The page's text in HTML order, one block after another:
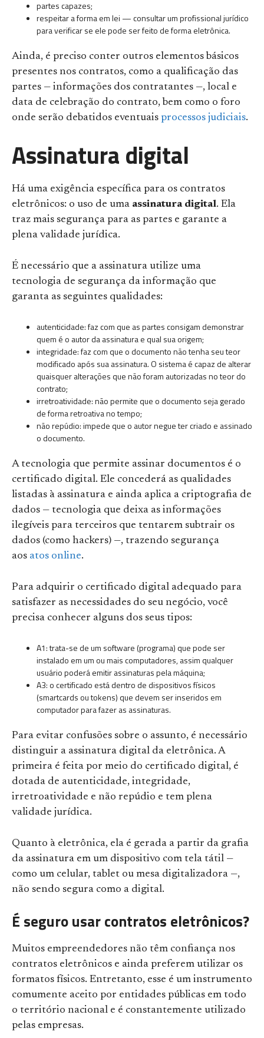
partes capazes;
respeitar a forma em lei — consultar um profissional jurídico
para verificar se ele pode ser feito de forma eletrônica.
Ainda, é preciso conter outros elementos básicos
presentes nos contratos, como a qualificação das
partes — informações dos contratantes —, local e
data de celebração do contrato, bem como o foro
onde serão debatidos eventuais processos judiciais.
Assinatura digital
Há uma exigência específica para os contratos
eletrônicos: o uso de uma assinatura digital. Ela
traz mais segurança para as partes e garante a
plena validade jurídica.
É necessário que a assinatura utilize uma
tecnologia de segurança da informação que
garanta as seguintes qualidades:
autenticidade: faz com que as partes consigam demonstrar
quem é o autor da assinatura e qual sua origem;
integridade: faz com que o documento não tenha seu teor
modificado após sua assinatura. O sistema é capaz de alterar
quaisquer alterações que não foram autorizadas no teor do
contrato;
irretroatividade: não permite que o documento seja gerado
de forma retroativa no tempo;
não repúdio: impede que o autor negue ter criado e assinado
o documento.
A tecnologia que permite assinar documentos é o
certificado digital. Ele concederá as qualidades
listadas à assinatura e ainda aplica a criptografia de
dados — tecnologia que deixa as informações
ilegíveis para terceiros que tentarem subtrair os
dados (como hackers) —, trazendo segurança
aos atos online.
Para adquirir o certificado digital adequado para
satisfazer as necessidades do seu negócio, você
precisa conhecer alguns dos seus tipos:
A1: trata-se de um software (programa) que pode ser
instalado em um ou mais computadores, assim qualquer
usuário poderá emitir assinaturas pela máquina;
A3: o certificado está dentro de dispositivos físicos
(smartcards ou tokens) que devem ser inseridos em
computador para fazer as assinaturas.
Para evitar confusões sobre o assunto, é necessário
distinguir a assinatura digital da eletrônica. A
primeira é feita por meio do certificado digital, é
dotada de autenticidade, integridade,
irretroatividade e não repúdio e tem plena
validade jurídica.
Quanto à eletrônica, ela é gerada a partir da grafia
da assinatura em um dispositivo com tela tátil —
como um celular, tablet ou mesa digitalizadora —,
não sendo segura como a digital.
É seguro usar contratos eletrônicos?
Muitos empreendedores não têm confiança nos
contratos eletrônicos e ainda preferem utilizar os
formatos físicos. Entretanto, esse é um instrumento
comumente aceito por entidades públicas em todo
o território nacional e é constantemente utilizado
pelas empresas.